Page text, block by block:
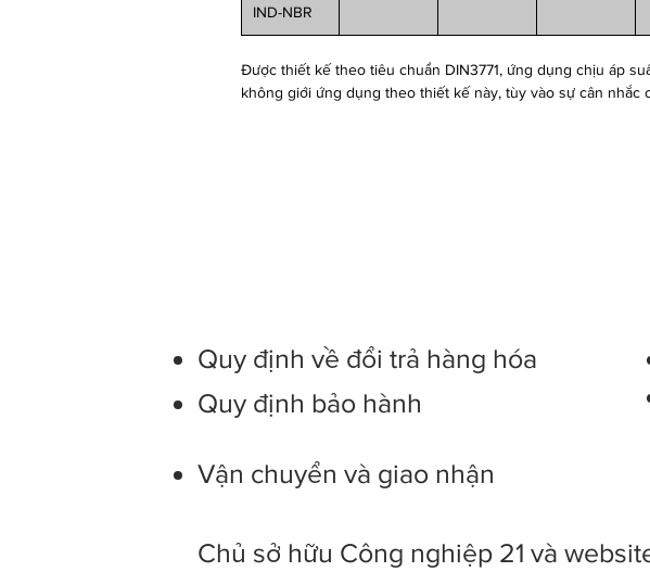
IND-NBR
Được thiết kế theo tiêu chuẩn DIN3771, ứng dụng chịu áp
không giới ứng dụng theo thiết kế này, tùy vào sự cân nhắc
Quy định về đổi trả hàng hóa
Quy định bảo hành
Vận chuyển và giao nhận
Chủ sở hữu Công nghiệp 21 và